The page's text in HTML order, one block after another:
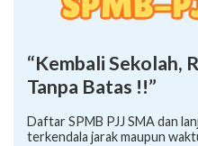
“Kembali Sekolah,
Tanpa Batas !!”
Daftar SPMB PJJ SMA dan
terkendala jarak maupun